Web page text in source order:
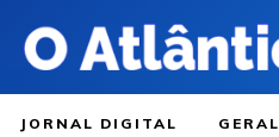
JORNAL DIGITAL GERAL